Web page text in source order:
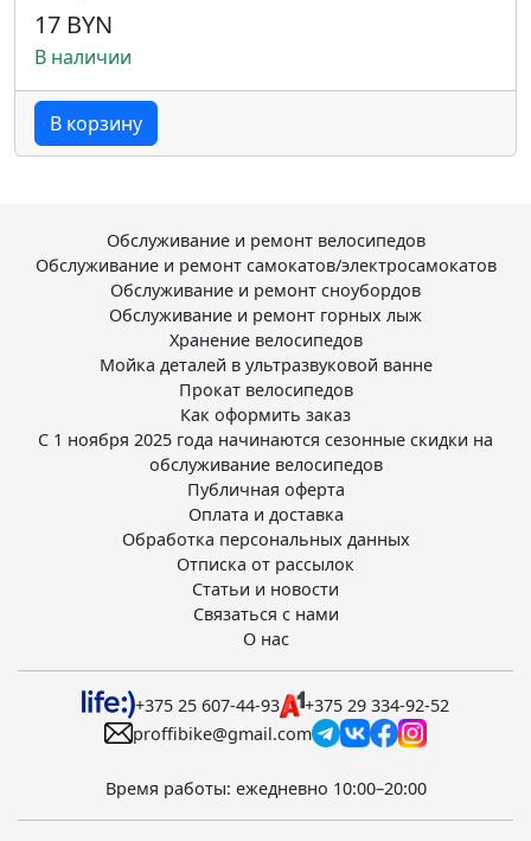
17 BYN
В наличии
В корзину
Обслуживание и ремонт велосипедов
Обслуживание и ремонт самокатов/электросамокатов
Обслуживание и ремонт сноубордов
Обслуживание и ремонт горных лыж
Хранение велосипедов
Мойка деталей в ультразвуковой ванне
Прокат велосипедов
Как оформить заказ
С 1 ноября 2025 года начинаются сезонные скидки на
обслуживание велосипедов
Публичная оферта
Оплата и доставка
Обработка персональных данных
Отписка от рассылок
Статьи и новости
Связаться с нами
О нас
+375 25 607-44-93
+375 29 334-92-52
proffibike@gmail.com
Время работы: ежедневно 10:00–20:00